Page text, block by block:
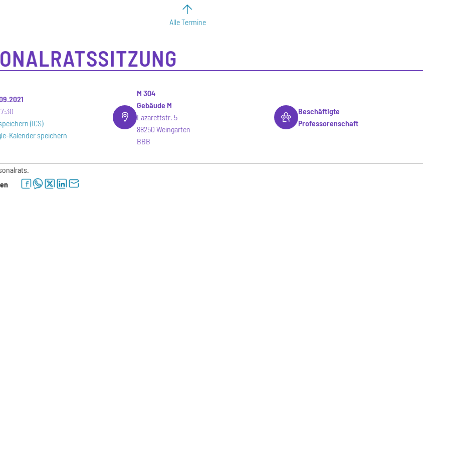
Alle Termine
(ICS)
Kalender speichern
M 304
Gebäude M
Lazarettstr. 5
88250 Weingarten
BBB
Beschäftigte
Professorenschaft
facebookwhatsapptwitterlinkedinletter